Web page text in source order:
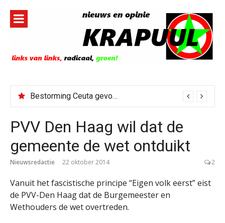
inhoud
Bestorming Ceuta gevolg van op sociale media verspreide hoax?
PVV Den Haag wil dat de
gemeente de wet ontduikt
Nieuwsredactie 22 oktober 2014 2
Vanuit het fascistische principe “Eigen volk eerst” eist
de PVV-Den Haag dat de Burgemeester en
Wethouders de wet overtreden.